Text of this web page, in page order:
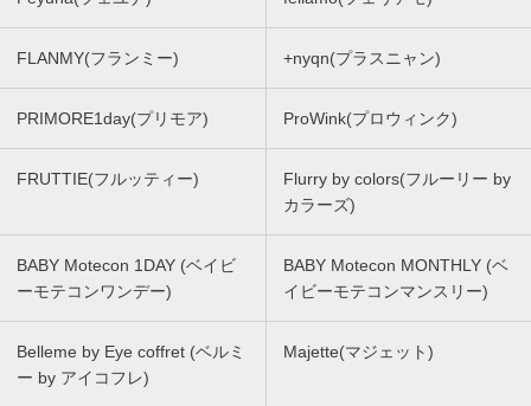
FLANMY(フランミー) +nyqn(プラスニャン)
PRIMORE1day(プリモア) ProWink(プロウィンク)
FRUTTIE(フルッティー)
Flurry by colors(フルーリー by
カラーズ)
BABY Motecon 1DAY (ベイビ
ーモテコンワンデー)
BABY Motecon MONTHLY (ベ
イビーモテコンマンスリー)
Belleme by Eye coffret (ベルミ
ー by アイコフレ)
Majette(マジェット)